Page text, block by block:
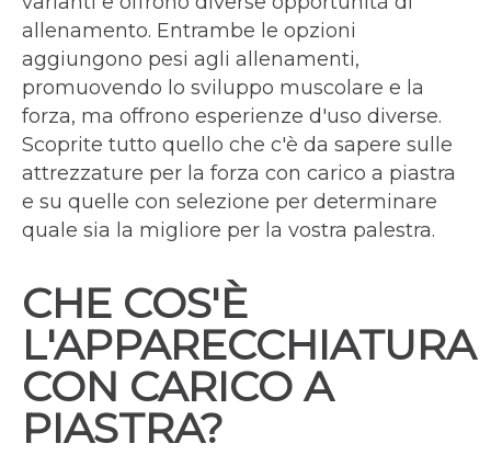
allenamento. Entrambe le opzioni
aggiungono pesi agli allenamenti,
promuovendo lo sviluppo muscolare e la
forza, ma offrono esperienze d'uso diverse.
Scoprite tutto quello che c'è da sapere sulle
attrezzature per la forza con carico a piastra
e su quelle con selezione per determinare
quale sia la migliore per la vostra palestra.
CHE COS'È
L'APPARECCHIATURA
CON CARICO A
PIASTRA?